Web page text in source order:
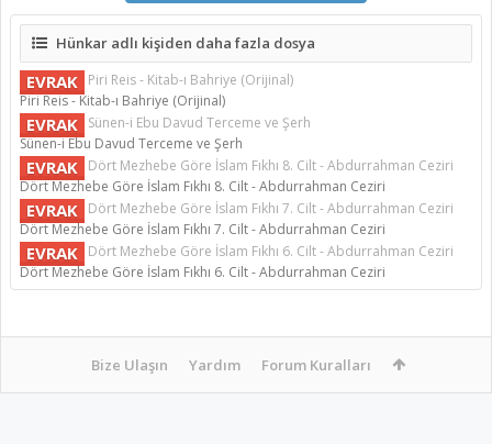
Hünkar adlı kişiden daha fazla dosya
EVRAK Piri Reis - Kitab-ı Bahriye (Orijinal)
Piri Reis - Kitab-ı Bahriye (Orijinal)
EVRAK Sünen-i Ebu Davud Terceme ve Şerh
Sünen-i Ebu Davud Terceme ve Şerh
EVRAK Dört Mezhebe Göre İslam Fıkhı 8. Cilt - Abdurrahman Ceziri
Dört Mezhebe Göre İslam Fıkhı 8. Cilt - Abdurrahman Ceziri
EVRAK Dört Mezhebe Göre İslam Fıkhı 7. Cilt - Abdurrahman Ceziri
Dört Mezhebe Göre İslam Fıkhı 7. Cilt - Abdurrahman Ceziri
EVRAK Dört Mezhebe Göre İslam Fıkhı 6. Cilt - Abdurrahman Ceziri
Dört Mezhebe Göre İslam Fıkhı 6. Cilt - Abdurrahman Ceziri
Bize Ulaşın Yardım Forum Kuralları